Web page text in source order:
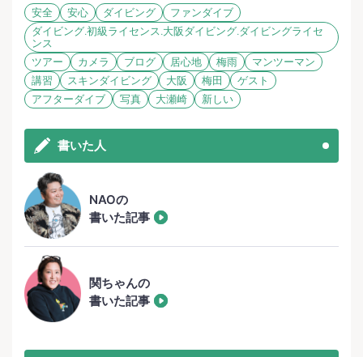
安全 安心 ダイビング
ファンダイブ
ダイビング.初級ライセンス.大阪ダイビング.ダイビングライセ
ンス
ツアー
カメラ ブログ 居心地 梅雨
マンツーマン
講習
スキンダイビング 大阪 梅田
ゲスト
アフターダイブ
写真 大瀬崎 新しい
書いた人
NAOの
書いた記事
関ちゃんの
書いた記事